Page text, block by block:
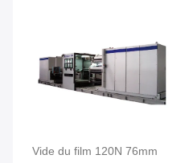
Vide du film 120N 76mm